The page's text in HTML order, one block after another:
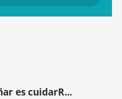
es cuidarR...